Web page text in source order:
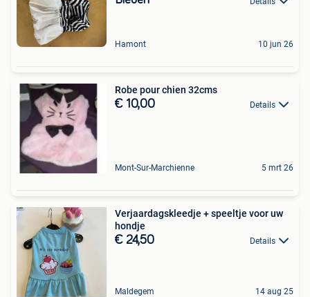
Hamont 10 jun 26
Robe pour chien 32cms
€ 10,00 Details
Mont-Sur-Marchienne 5 mrt 26
Verjaardagskleedje + speeltje voor uw
hondje
€ 24,50 Details
Maldegem 14 aug 25